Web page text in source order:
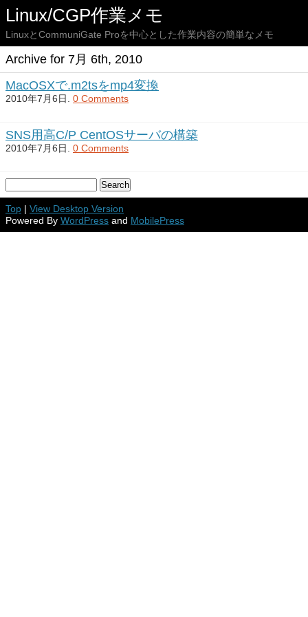
Linux/CGP作業メモ
LinuxとCommuniGate Proを中心とした作業内容の簡単なメモ
Archive for 7月 6th, 2010
MacOSXで.m2tsをmp4変換
2010年7月6日. 0 Comments
SNS用高C/P CentOSサーバの構築
2010年7月6日. 0 Comments
Top | View Desktop Version
Powered By WordPress and MobilePress